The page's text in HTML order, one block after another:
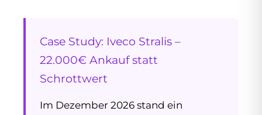
Case Study: Iveco Stralis –
22.000€ Ankauf statt
Schrottwert
Im Dezember 2026 stand ein